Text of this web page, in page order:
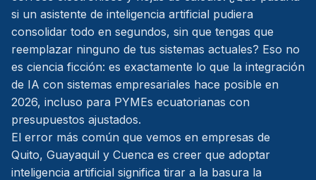
si un asistente de inteligencia artificial pudiera
consolidar todo en segundos, sin que tengas que
reemplazar ninguno de tus sistemas actuales? Eso no
es ciencia ficción: es exactamente lo que la integración
de IA con sistemas empresariales hace posible en
2026, incluso para PYMEs ecuatorianas con
presupuestos ajustados.
El error más común que vemos en empresas de
Quito, Guayaquil y Cuenca es creer que adoptar
inteligencia artificial significa tirar a la basura la